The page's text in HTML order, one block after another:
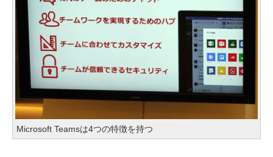
Microsoft Teamsは4つの特徴を持つ